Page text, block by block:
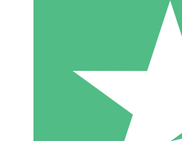
10 Nedladdningar
20 00